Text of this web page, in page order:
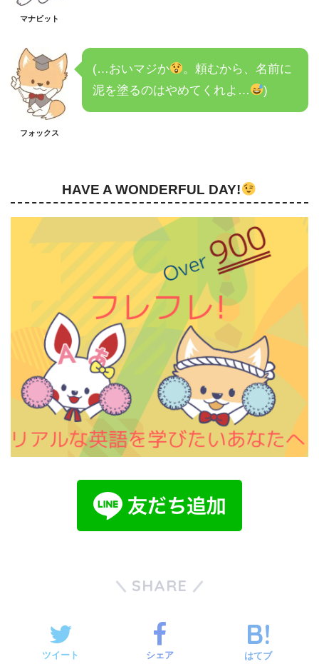
マナビット
フォックス
(…おいマジか
。頼むから、名前に
泥を塗るのはやめてくれよ…
)
HAVE A WONDERFUL DAY!
SHARE
ツイート シェア はてブ